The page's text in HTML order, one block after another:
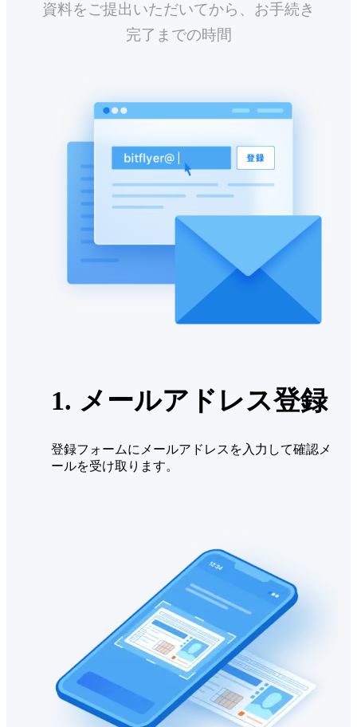
資料をご提出いただいてから、お手続き
完了までの時間
1. メールアドレス登録
登録フォームにメールアドレスを入力して確認メ
ールを受け取ります。